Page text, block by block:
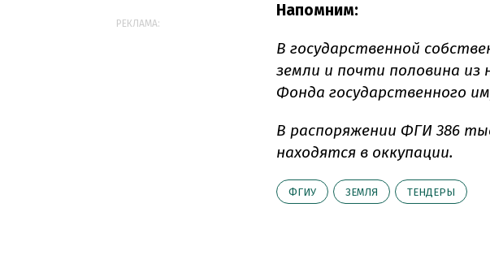
Напомним:
В государственной
земли и почти половина из
Фонда государственного
В распоряжении ФГИ 386
находятся в оккупации.
ФГИУ ЗЕМЛЯ ТЕНДЕРЫ
РЕКЛАМА: